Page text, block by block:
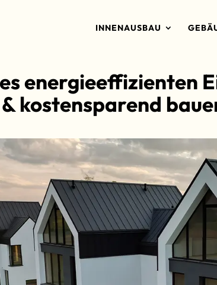
INNENAUSBAU
energieeffizienten
kostensparend